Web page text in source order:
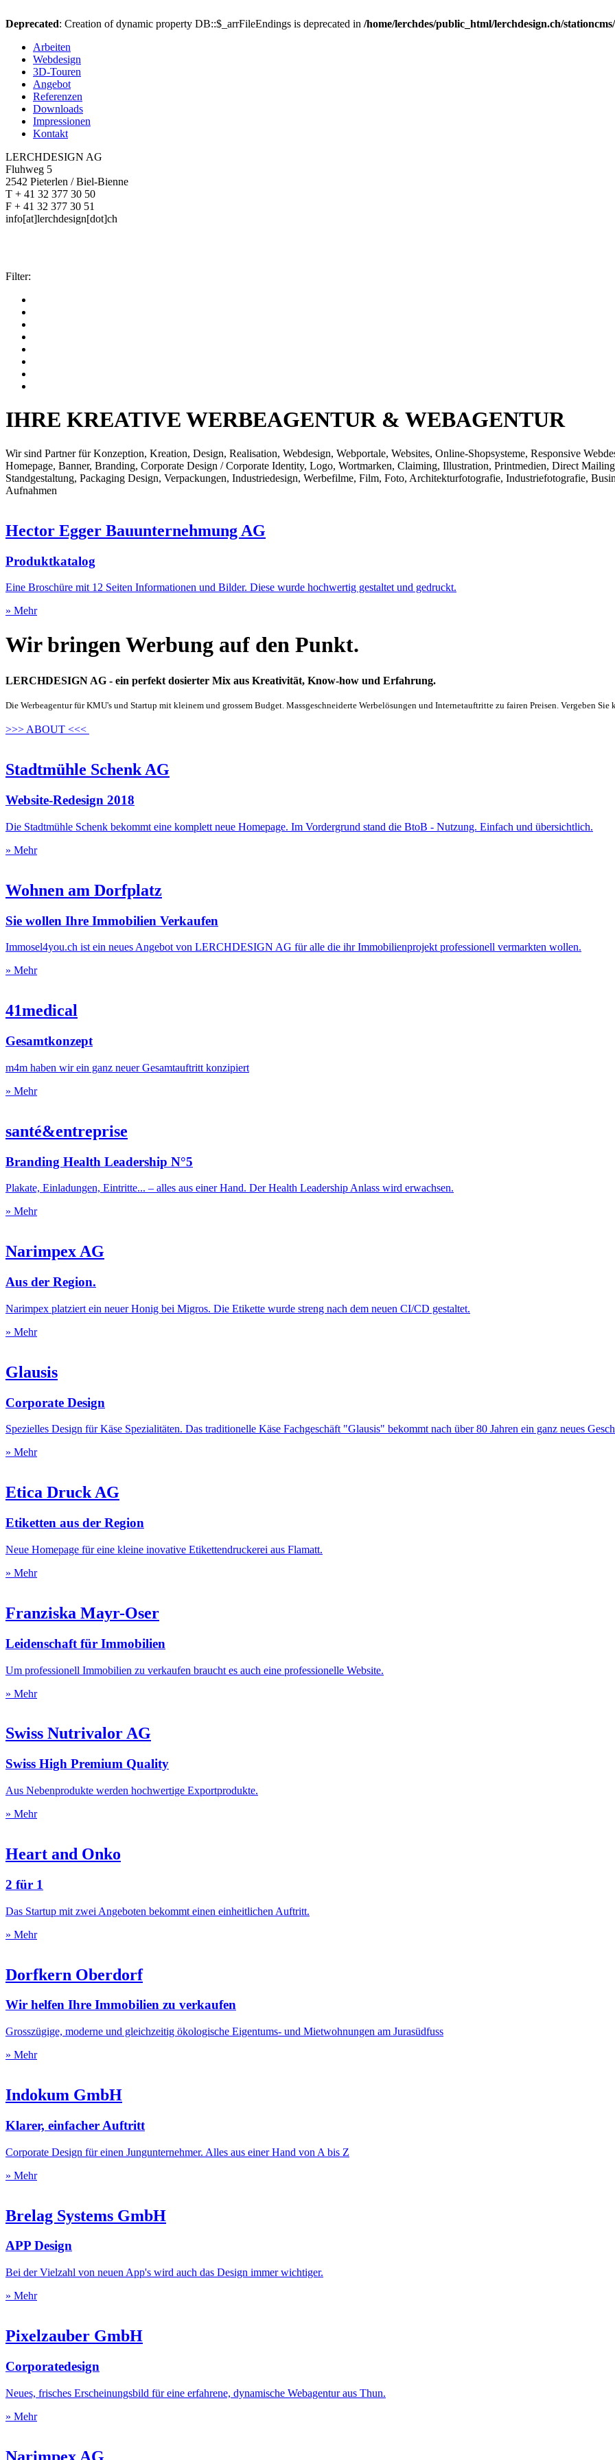
Deprecated: Creation of dynamic property DB::$_arrFileEndings is deprecated in /home/lerchdes/public_html/lerchdesign.ch/
Arbeiten
Webdesign
3D-Touren
Angebot
Referenzen
Downloads
Impressionen
Kontakt
LERCHDESIGN AG
Fluhweg 5
2542 Pieterlen / Biel-Bienne
T + 41 32 377 30 50
F + 41 32 377 30 51
info[at]lerchdesign[dot]ch
Filter:
IHRE KREATIVE WERBEAGENTUR & WEBAGENTUR
Wir sind Partner für Konzeption, Kreation, Design, Realisation, Webdesign, Webportale, Websites, Online-Shopsysteme, Responsive
Homepage, Banner, Branding, Corporate Design / Corporate Identity, Logo, Wortmarken, Claiming, Illustration, Printmedien, Direct
Standgestaltung, Packaging Design, Verpackungen, Industriedesign, Werbefilme, Film, Foto, Architekturfotografie, Industriefotografie,
Aufnahmen
Hector Egger Bauunternehmung AG
Produktkatalog
Eine Broschüre mit 12 Seiten Informationen und Bilder. Diese wurde hochwertig gestaltet und gedruckt.
» Mehr
Wir bringen Werbung auf den Punkt.
LERCHDESIGN AG - ein perfekt dosierter Mix aus Kreativität, Know-how und Erfahrung.
Die Werbeagentur für KMU's und Startup mit kleinem und grossem Budget. Massgeschneiderte Werbelösungen und Internetauftritte zu fairen Preisen. Vergeben Sie
>>> ABOUT <<<
Stadtmühle Schenk AG
Website-Redesign 2018
Die Stadtmühle Schenk bekommt eine komplett neue Homepage. Im Vordergrund stand die BtoB - Nutzung. Einfach und übersichtlich.
» Mehr
Wohnen am Dorfplatz
Sie wollen Ihre Immobilien Verkaufen
Immosel4you.ch ist ein neues Angebot von LERCHDESIGN AG für alle die ihr Immobilienprojekt professionell vermarkten wollen.
» Mehr
41medical
Gesamtkonzept
m4m haben wir ein ganz neuer Gesamtauftritt konzipiert
» Mehr
santé&entreprise
Branding Health Leadership N°5
Plakate, Einladungen, Eintritte... – alles aus einer Hand. Der Health Leadership Anlass wird erwachsen.
» Mehr
Narimpex AG
Aus der Region.
Narimpex platziert ein neuer Honig bei Migros. Die Etikette wurde streng nach dem neuen CI/CD gestaltet.
» Mehr
Glausis
Corporate Design
Spezielles Design für Käse Spezialitäten. Das traditionelle Käse Fachgeschäft "Glausis" bekommt nach über 80 Jahren ein ganz neues
» Mehr
Etica Druck AG
Etiketten aus der Region
Neue Homepage für eine kleine inovative Etikettendruckerei aus Flamatt.
» Mehr
Franziska Mayr-Oser
Leidenschaft für Immobilien
Um professionell Immobilien zu verkaufen braucht es auch eine professionelle Website.
» Mehr
Swiss Nutrivalor AG
Swiss High Premium Quality
Aus Nebenprodukte werden hochwertige Exportprodukte.
» Mehr
Heart and Onko
2 für 1
Das Startup mit zwei Angeboten bekommt einen einheitlichen Auftritt.
» Mehr
Dorfkern Oberdorf
Wir helfen Ihre Immobilien zu verkaufen
Grosszügige, moderne und gleichzeitig ökologische Eigentums- und Mietwohnungen am Jurasüdfuss
» Mehr
Indokum GmbH
Klarer, einfacher Auftritt
Corporate Design für einen Jungunternehmer. Alles aus einer Hand von A bis Z
» Mehr
Brelag Systems GmbH
APP Design
Bei der Vielzahl von neuen App's wird auch das Design immer wichtiger.
» Mehr
Pixelzauber GmbH
Corporatedesign
Neues, frisches Erscheinungsbild für eine erfahrene, dynamische Webagentur aus Thun.
» Mehr
Narimpex AG